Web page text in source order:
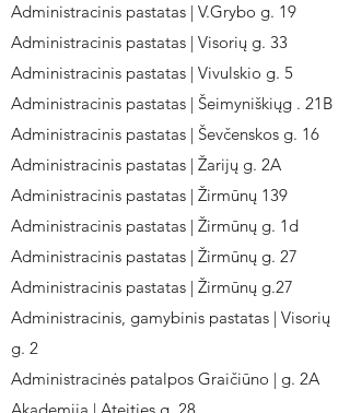
Administracinis pastatas | V.Grybo g. 19
Administracinis pastatas | Visorių g. 33
Administracinis pastatas | Vivulskio g. 5
Administracinis pastatas | Šeimyniškiųg . 21B
Administracinis pastatas | Ševčenskos g. 16
Administracinis pastatas | Žarijų g. 2A
Administracinis pastatas | Žirmūnų 139
Administracinis pastatas | Žirmūnų g. 1d
Administracinis pastatas | Žirmūnų g. 27
Administracinis pastatas | Žirmūnų g.27
Administracinis, gamybinis pastatas | Visorių
g. 2
Administracinės patalpos Graičiūno | g. 2A